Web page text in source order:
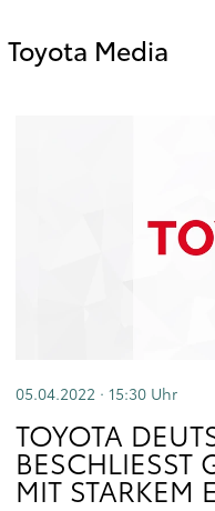
Toyota Media
05.04.2022 · 15:30 Uhr
TOYOTA
BESCHLIESST
IT STARKEM